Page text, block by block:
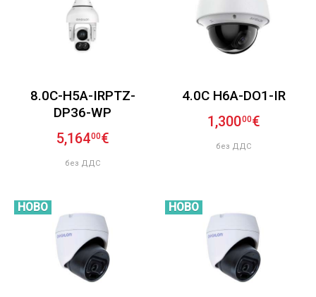
8.0C-H5A-IRPTZ-
DP36-WP
5,16400€
без ДДС
4.0C H6A-DO1-IR
1,30000€
без ДДС
НОВО НОВО